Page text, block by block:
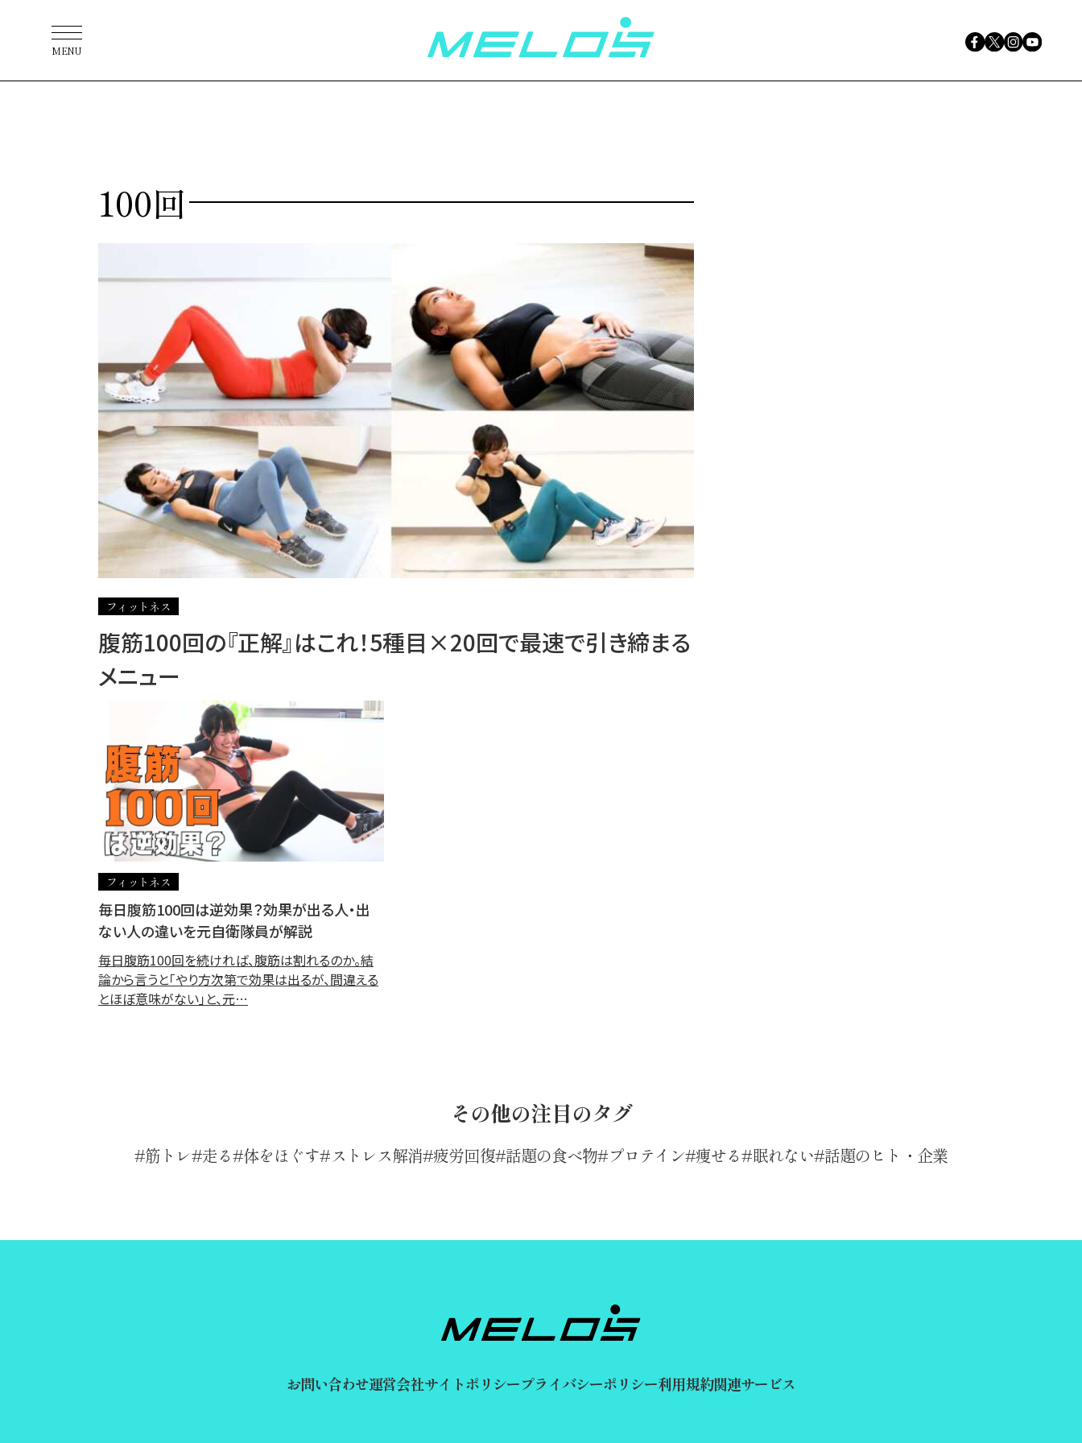
MENU
100回
フィットネス
腹筋100回の『正解』はこれ！5種目×20回で最速で引き締まる
メニュー
フィットネス
毎日腹筋100回は逆効果？効果が出る人・出
ない人の違いを元自衛隊員が解説
毎日腹筋100回を続ければ、腹筋は割れるのか。結
論から言うと「やり方次第で効果は出るが、間違える
とほぼ意味がない」と、元…
その他の注目のタグ
筋トレ 走る 体をほぐす ストレス解消 疲労回復 話題の食べ物 プロテイン 痩せる 眠れない 話題のヒト・企業
お問い合わせ運営会社サイトポリシープライバシーポリシー利用規約関連サービス